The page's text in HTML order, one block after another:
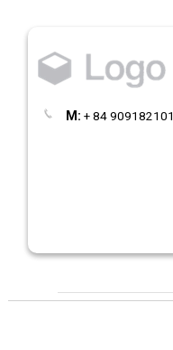
M: + 84 909182101